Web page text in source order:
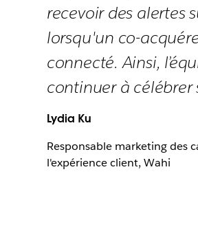
recevoir des alertes
lorsqu'un co-
connecté. Ainsi,
continuer à célébrer
Lydia Ku
Responsable marketing des
l'expérience client, Wahi